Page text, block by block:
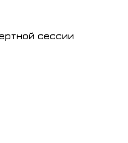
сессии